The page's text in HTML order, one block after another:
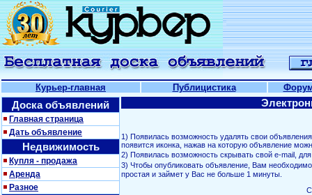
Курьер-главная Публицистика
Доска объявлений
Главная страница
Дать объявление
Недвижимость
Купля - продажа
Аренда
Разное
1) Появилась возможность удалять свои
появится иконка, нажав на которую объявление
2) Появилась возможность скрывать свой е-mail,
3) Чтобы опубликовать объявление, Вам
простая и займет у Вас не больше 1 минуты.